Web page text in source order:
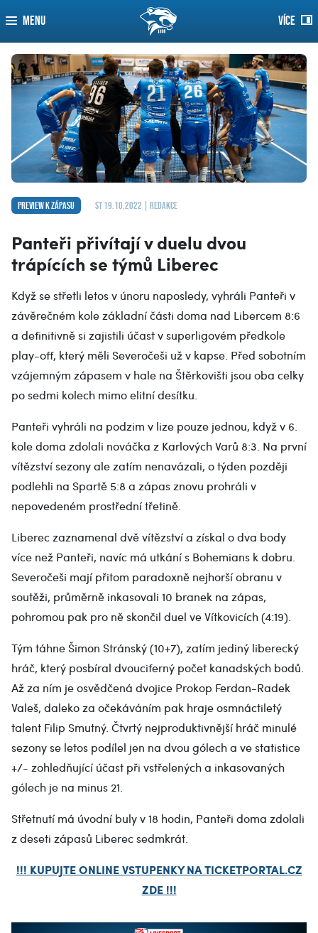
MENU VÍCE
Preview k zápasu st 19.10.2022 | redakce
Panteři přivítají v duelu dvou
trápících se týmů Liberec
Když se střetli letos v únoru naposledy, vyhráli Panteři v
závěrečném kole základní části doma nad Libercem 8:6
a definitivně si zajistili účast v superligovém předkole
play-off, který měli Severočeši už v kapse. Před sobotním
vzájemným zápasem v hale na Štěrkovišti jsou oba celky
po sedmi kolech mimo elitní desítku.
Panteři vyhráli na podzim v lize pouze jednou, když v 6.
kole doma zdolali nováčka z Karlových Varů 8:3. Na první
vítězství sezony ale zatím nenavázali, o týden později
podlehli na Spartě 5:8 a zápas znovu prohráli v
nepovedeném prostřední třetině.
Liberec zaznamenal dvě vítězství a získal o dva body
více než Panteři, navíc má utkání s Bohemians k dobru.
Severočeši mají přitom paradoxně nejhorší obranu v
soutěži, průměrně inkasovali 10 branek na zápas,
pohromou pak pro ně skončil duel ve Vítkovicích (4:19).
Tým táhne Šimon Stránský (10+7), zatím jediný liberecký
hráč, který posbíral dvouciferný počet kanadských bodů.
Až za ním je osvědčená dvojice Prokop Ferdan-Radek
Valeš, daleko za očekáváním pak hraje osmnáctiletý
talent Filip Smutný. Čtvrtý nejproduktivnější hráč minulé
sezony se letos podílel jen na dvou gólech a ve statistice
+/- zohledňující účast při vstřelených a inkasovaných
gólech je na minus 21.
Střetnutí má úvodní buly v 18 hodin, Panteři doma zdolali
z deseti zápasů Liberec sedmkrát.
!!! KUPUJTE ONLINE VSTUPENKY NA TICKETPORTAL.CZ
ZDE !!!